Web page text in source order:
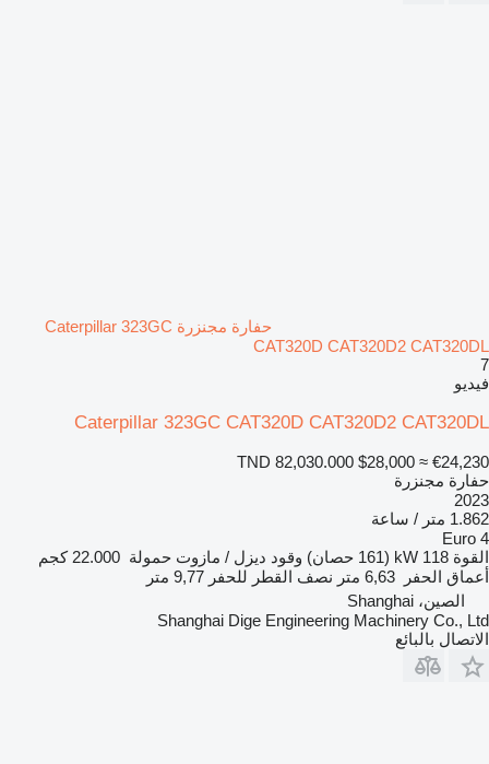
حفارة مجنزرة Caterpillar 323GC
CAT320D CAT320D2 CAT320DL
7
فيديو
Caterpillar 323GC CAT320D CAT320D2 CAT320DL
TND 82,030.000 $28,000 ≈ €24,230
حفارة مجنزرة
2023
1.862 متر / ساعة
Euro 4
القوة 118 kW (161 حصان) وقود ديزل / مازوت حمولة 22.000 كجم
أعماق الحفر
6,63 متر نصف القطر للحفر 9,77 متر
الصين، Shanghai
Shanghai Dige Engineering Machinery Co., Ltd
الاتصال بالبائع